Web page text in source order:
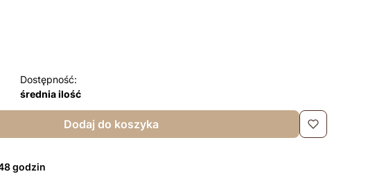
Dostępność:
średnia ilość
Dodaj do koszyka
godzin